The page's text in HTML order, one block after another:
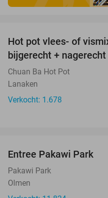
Hot pot vlees- of
bijgerecht + nagerecht
Chuan Ba Hot Pot
Lanaken
Verkocht: 1.678
Entree Pakawi Park
Pakawi Park
Olmen